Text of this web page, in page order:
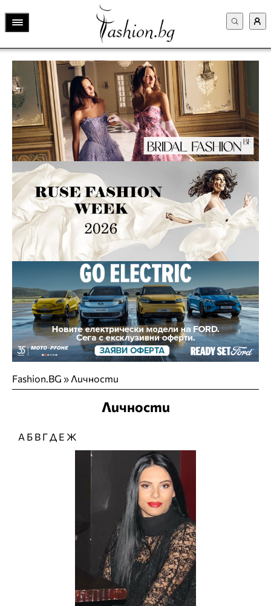
Fashion.BG » Личности
Личности
А Б В ГД Е Ж